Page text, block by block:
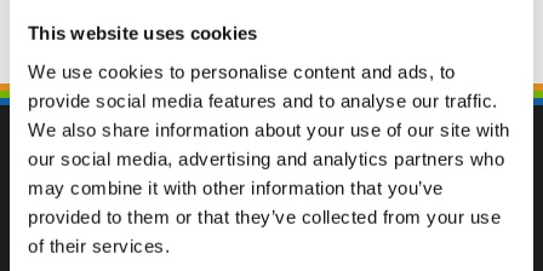
This website uses cookies
We use cookies to personalise content and ads, to
provide social media features and to analyse our traffic.
We also share information about your use of our site with
our social media, advertising and analytics partners who
may combine it with other information that you’ve
provided to them or that they’ve collected from your use
of their services.
Val op met een unieke